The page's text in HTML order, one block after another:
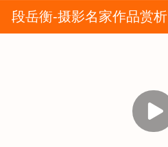
段岳衡-摄影名家作品赏析